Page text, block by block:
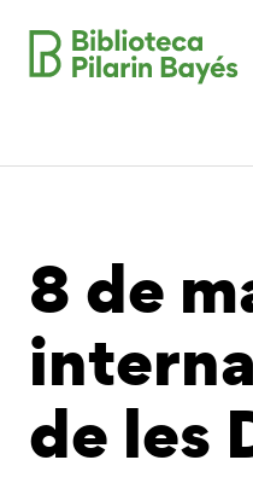
8 de
de les